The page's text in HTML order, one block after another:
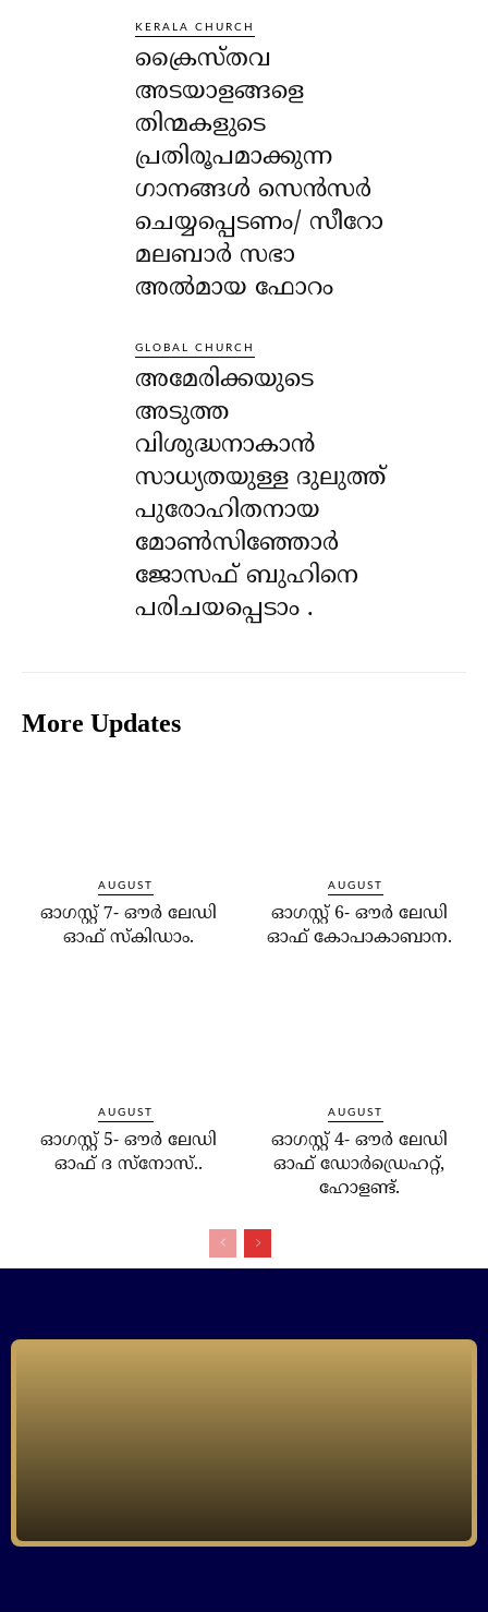
KERALA CHURCH
ക്രൈസ്തവ
അടയാളങ്ങളെ
തിന്മകളുടെ
പ്രതിരൂപമാക്കുന്ന
ഗാനങ്ങൾ സെൻസർ
ചെയ്യപ്പെടണം/ സീറോ
മലബാർ സഭാ
അൽമായ ഫോറം
GLOBAL CHURCH
അമേരിക്കയുടെ
അടുത്ത
വിശുദ്ധനാകാൻ
സാധ്യതയുള്ള ദുലുത്ത്
പുരോഹിതനായ
മോൺസിഞ്ഞോർ
ജോസഫ് ബുഹിനെ
പരിചയപ്പെടാം .
More Updates
AUGUST
ഓഗസ്റ്റ് 7- ഔര്‍ ലേഡി
ഓഫ് സ്‌കിഡാം.
AUGUST
ഓഗസ്റ്റ് 6- ഔര്‍ ലേഡി
ഓഫ് കോപാകാബാന.
AUGUST
ഓഗസ്റ്റ് 5- ഔര്‍ ലേഡി
ഓഫ് ദ സ്‌നോസ്..
AUGUST
ഓഗസ്റ്റ് 4- ഔര്‍ ലേഡി
ഓഫ് ഡോര്‍ഡ്രെഹറ്റ്,
ഹോളണ്ട്.